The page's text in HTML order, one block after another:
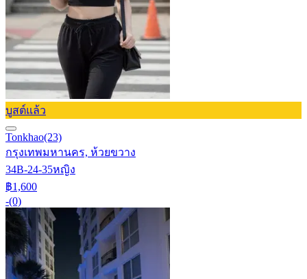
บูสต์แล้ว
Tonkhao(23)
กรุงเทพมหานคร, ห้วยขวาง
34B-24-35หญิง
฿1,600
-(0)